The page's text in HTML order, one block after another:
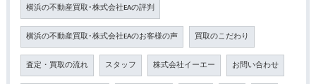
横浜の不動産買取･株式会社EAの評判
横浜の不動産買取･株式会社EAのお客様の声 買取のこだわり
査定・買取の流れ スタッフ 株式会社イーエー お問い合わせ